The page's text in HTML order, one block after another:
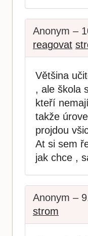
Anonym –
reagovat
Většina
, ale škola
kteří
takže
projdou
At si sem
jak chce ,
Anonym –
strom